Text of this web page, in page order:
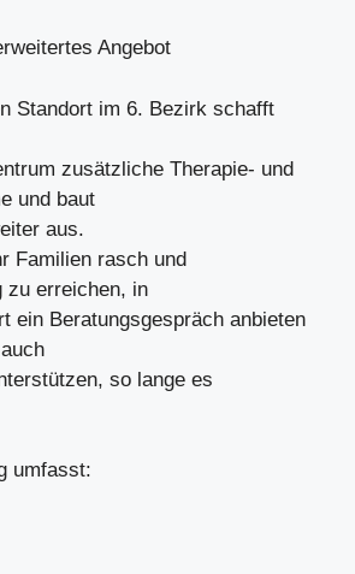
Angebot
Standort im 6. Bezirk schafft
zusätzliche Therapie- und
und baut
aus.
Familien rasch und
zu erreichen, in
ein Beratungsgespräch anbieten
so lange es
umfasst: